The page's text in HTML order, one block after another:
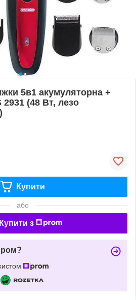
5в1 акумуляторна +
2931 (48 Вт, лезо
Купити
або
Купити з